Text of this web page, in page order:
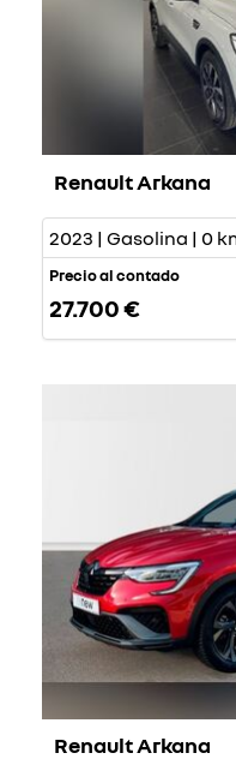
Renault Arkana
2023 | Gasolina | 0
Precio al contado
27.700 €
Renault Arkana